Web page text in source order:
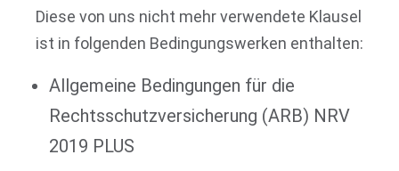
Diese von uns nicht mehr verwendete Klausel
ist in folgenden Bedingungswerken enthalten:
Allgemeine Bedingungen für die
Rechtsschutzversicherung (ARB) NRV
2019 PLUS